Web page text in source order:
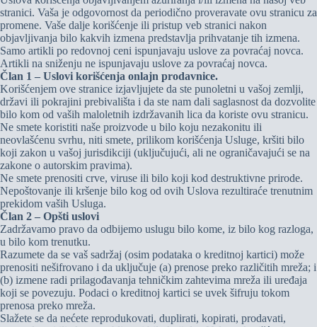
stranici. Vaša je odgovornost da periodično proveravate ovu stranicu za
promene. Vaše dalje korišćenje ili pristup veb stranici nakon
objavljivanja bilo kakvih izmena predstavlja prihvatanje tih izmena.
Samo artikli po redovnoj ceni ispunjavaju uslove za povraćaj novca.
Artikli na sniženju ne ispunjavaju uslove za povraćaj novca.
Član 1 – Uslovi korišćenja onlajn prodavnice.
Korišćenjem ove stranice izjavljujete da ste punoletni u vašoj zemlji,
državi ili pokrajini prebivališta i da ste nam dali saglasnost da dozvolite
bilo kom od vaših maloletnih izdržavanih lica da koriste ovu stranicu.
Ne smete koristiti naše proizvode u bilo koju nezakonitu ili
neovlašćenu svrhu, niti smete, prilikom korišćenja Usluge, kršiti bilo
koji zakon u vašoj jurisdikciji (uključujući, ali ne ograničavajući se na
zakone o autorskim pravima).
Ne smete prenositi crve, viruse ili bilo koji kod destruktivne prirode.
Nepoštovanje ili kršenje bilo kog od ovih Uslova rezultiraće trenutnim
prekidom vaših Usluga.
Član 2 – Opšti uslovi
Zadržavamo pravo da odbijemo uslugu bilo kome, iz bilo kog razloga,
u bilo kom trenutku.
Razumete da se vaš sadržaj (osim podataka o kreditnoj kartici) može
prenositi nešifrovano i da uključuje (a) prenose preko različitih mreža; i
(b) izmene radi prilagođavanja tehničkim zahtevima mreža ili uređaja
koji se povezuju. Podaci o kreditnoj kartici se uvek šifruju tokom
prenosa preko mreža.
Slažete se da nećete reprodukovati, duplirati, kopirati, prodavati,